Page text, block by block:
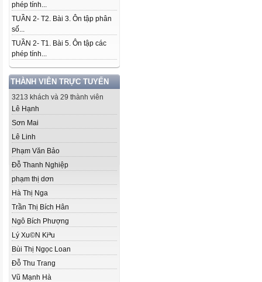
phép tính...
TUẦN 2- T2. Bài 3. Ôn tập phân
số...
TUẦN 2- T1. Bài 5. Ôn tập các
phép tính...
THÀNH VIÊN TRỰC TUYẾN
3213 khách và 29 thành viên
Lê Hạnh
Sơn Mai
Lê Linh
Phạm Văn Bảo
Đỗ Thanh Nghiệp
phạm thị dơn
Hà Thị Nga
Trần Thị Bích Hân
Ngô Bích Phượng
Lý Xu©N Kiªu
Bùi Thị Ngọc Loan
Đỗ Thu Trang
Vũ Mạnh Hà